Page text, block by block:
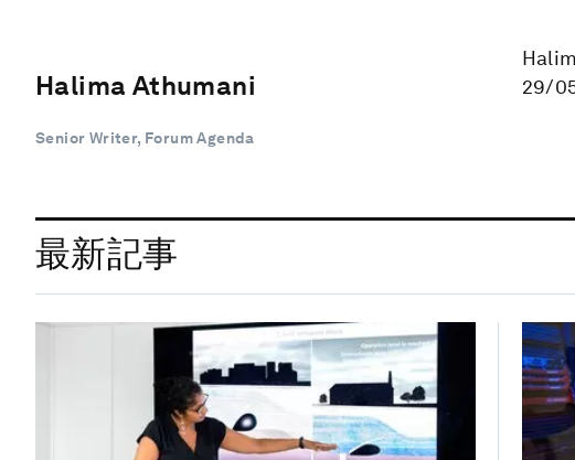
Halima Athumani
Senior Writer, Forum Agenda
29/
最新記事